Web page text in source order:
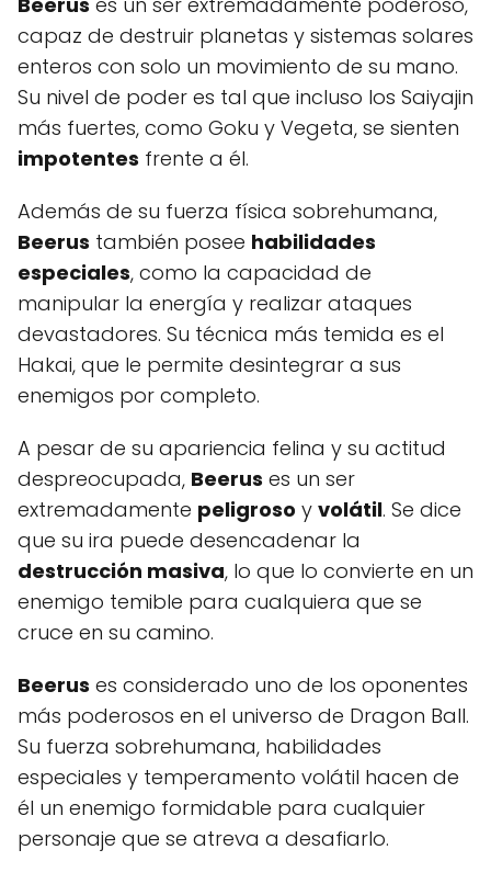
capaz de destruir planetas y sistemas solares
enteros con solo un movimiento de su mano.
Su nivel de poder es tal que incluso los Saiyajin
más fuertes, como Goku y Vegeta, se sienten
impotentes frente a él.
Además de su fuerza física sobrehumana,
Beerus también posee habilidades
especiales, como la capacidad de
manipular la energía y realizar ataques
devastadores. Su técnica más temida es el
Hakai, que le permite desintegrar a sus
enemigos por completo.
A pesar de su apariencia felina y su actitud
despreocupada, Beerus es un ser
extremadamente peligroso y volátil. Se dice
que su ira puede desencadenar la
destrucción masiva, lo que lo convierte en un
enemigo temible para cualquiera que se
cruce en su camino.
Beerus es considerado uno de los oponentes
más poderosos en el universo de Dragon Ball.
Su fuerza sobrehumana, habilidades
especiales y temperamento volátil hacen de
él un enemigo formidable para cualquier
personaje que se atreva a desafiarlo.